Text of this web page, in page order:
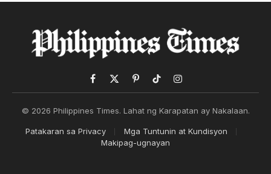
Facebook
X
PinterestTikTokInstagram
© 2026 Philippines Times. Lahat ng Karapatan ay Nakalaan.
Patakaran sa Privacy
Mga Tuntunin at Kundisyon
Makipag-ugnayan